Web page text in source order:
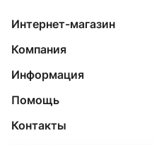
Интернет-магазин
Компания
Информация
Помощь
Контакты